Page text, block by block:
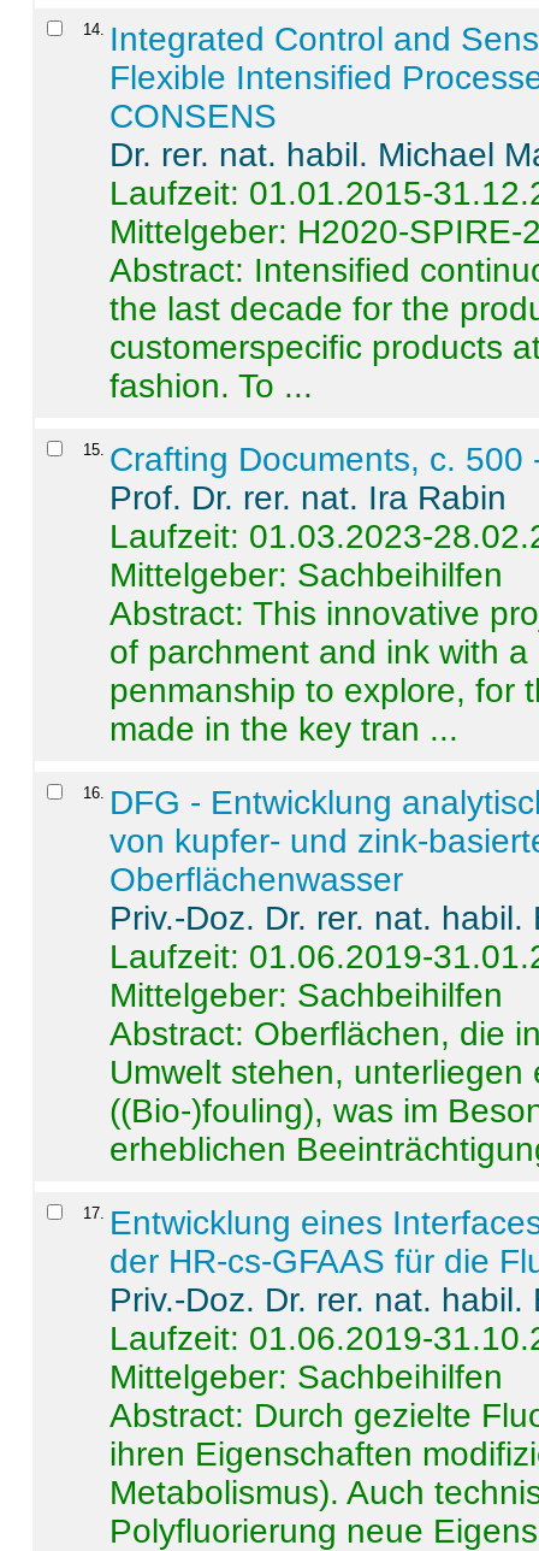
14
Integrated Control and
Flexible Intensified
CONSENS
Dr. rer. nat. habil. Michael
Laufzeit: 01.01.2015-
Mittelgeber: H2020-SPIRE-
Abstract: Intensified
the last decade for the
customerspecific products
fashion. To ...
15 Crafting Documents, c. 500
Prof. Dr. rer. nat. Ira Rabin
Laufzeit: 01.03.2023-
Mittelgeber: Sachbeihilfen
Abstract:This innovative
of parchment and ink with
penmanship to explore, for
made in the key tran ...
16
DFG - Entwicklung
von kupfer- und zink-
Oberflächenwasser
Priv.-Doz. Dr. rer. nat.
Laufzeit: 01.06.2019-
Mittelgeber: Sachbeihilfen
Abstract: Oberflächen, die
Umwelt stehen,
((Bio-)fouling), was im
erheblichen
17
Entwicklung eines
der HR-cs-GFAAS für die
Priv.-Doz. Dr. rer. nat.
Laufzeit: 01.06.2019-
Mittelgeber: Sachbeihilfen
Abstract: Durch gezielte
ihren Eigenschaften
Metabolismus). Auch
Polyfluorierung neue